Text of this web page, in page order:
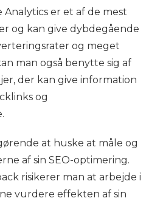
er et af de mest
og kan give dybdegående
og meget
man også benytte sig af
der kan give information
og
at huske at måle og
af sin SEO-optimering.
risikerer man at arbejde i
vurdere effekten af sin